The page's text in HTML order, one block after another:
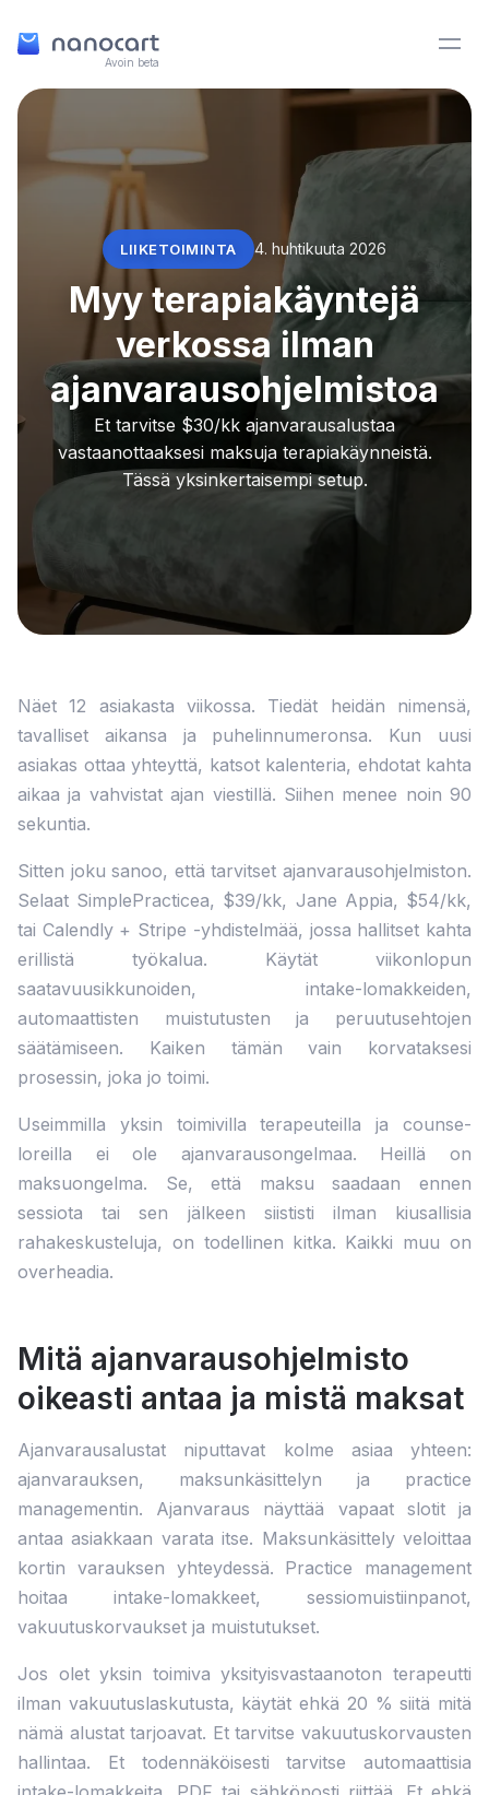
Avoin beta
LIIKETOIMINTA 4. huhtikuuta 2026
Myy terapiakäyntejä
verkossa ilman
ajanvarausohjelmistoa
Et tarvitse $30/kk ajanvarausalustaa
vastaanottaaksesi maksuja terapiakäynneistä.
Tässä yksinkertaisempi setup.
Näet 12 asiakasta viikossa. Tiedät heidän nimensä,
tavalliset aikansa ja puhelinnumeronsa. Kun uusi
asiakas ottaa yhteyttä, katsot kalenteria, ehdotat kahta
aikaa ja vahvistat ajan viestillä. Siihen menee noin 90
sekuntia.
Sitten joku sanoo, että tarvitset ajanvarausohjelmiston.
Selaat SimplePracticea, $39/kk, Jane Appia, $54/kk,
tai Calendly + Stripe -yhdistelmää, jossa hallitset kahta
erillistä työkalua. Käytät viikonlopun
saatavuusikkunoiden, intake-lomakkeiden,
automaattisten muistutusten ja peruutusehtojen
säätämiseen. Kaiken tämän vain korvataksesi
prosessin, joka jo toimi.
Useimmilla yksin toimivilla terapeuteilla ja counse­
loreilla ei ole ajanvarausongelmaa. Heillä on
maksuongelma. Se, että maksu saadaan ennen
sessiota tai sen jälkeen siististi ilman kiusallisia
rahakeskusteluja, on todellinen kitka. Kaikki muu on
overheadia.
Mitä ajanvarausohjelmisto
oikeasti antaa ja mistä maksat
Ajanvarausalustat niputtavat kolme asiaa yhteen:
ajanvarauksen, maksunkäsittelyn ja practice
managementin. Ajanvaraus näyttää vapaat slotit ja
antaa asiakkaan varata itse. Maksunkäsittely veloittaa
kortin varauksen yhteydessä. Practice management
hoitaa intake-lomakkeet, sessiomuistiinpanot,
vakuutuskorvaukset ja muistutukset.
Jos olet yksin toimiva yksityisvastaanoton terapeutti
ilman vakuutuslaskutusta, käytät ehkä 20 % siitä mitä
nämä alustat tarjoavat. Et tarvitse vakuutuskorvausten
hallintaa. Et todennäköisesti tarvitse automaattisia